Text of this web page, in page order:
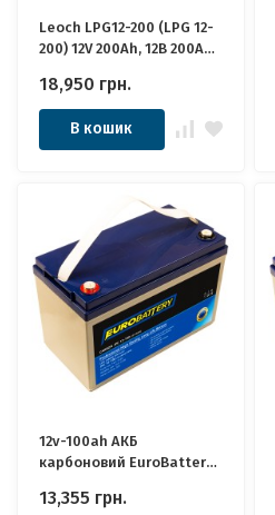
Leoch LPG12-200 (LPG 12-
200) 12V 200Ah, 12В 200Ач
18,950 грн.
В кошик
12v-100ah АКБ
карбоновий EuroBattery
Якісні ідеально для
13,355 грн.